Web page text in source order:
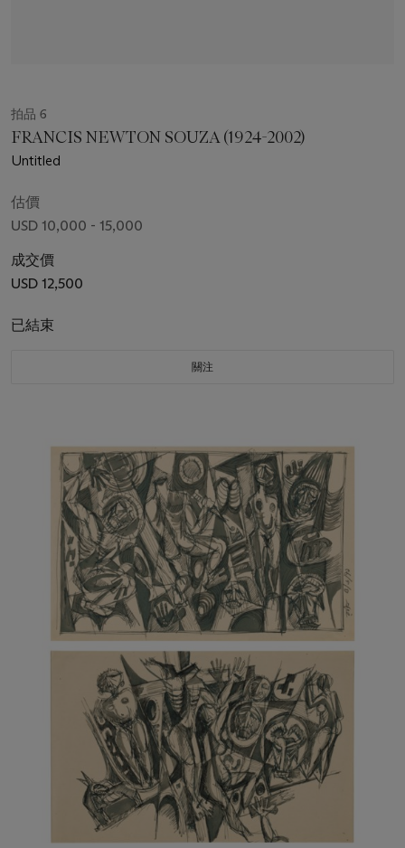
拍品 6
FRANCIS NEWTON SOUZA (1924-2002)
Untitled
估價
USD 10,000 - 15,000
成交價
USD 12,500
已結束
關注